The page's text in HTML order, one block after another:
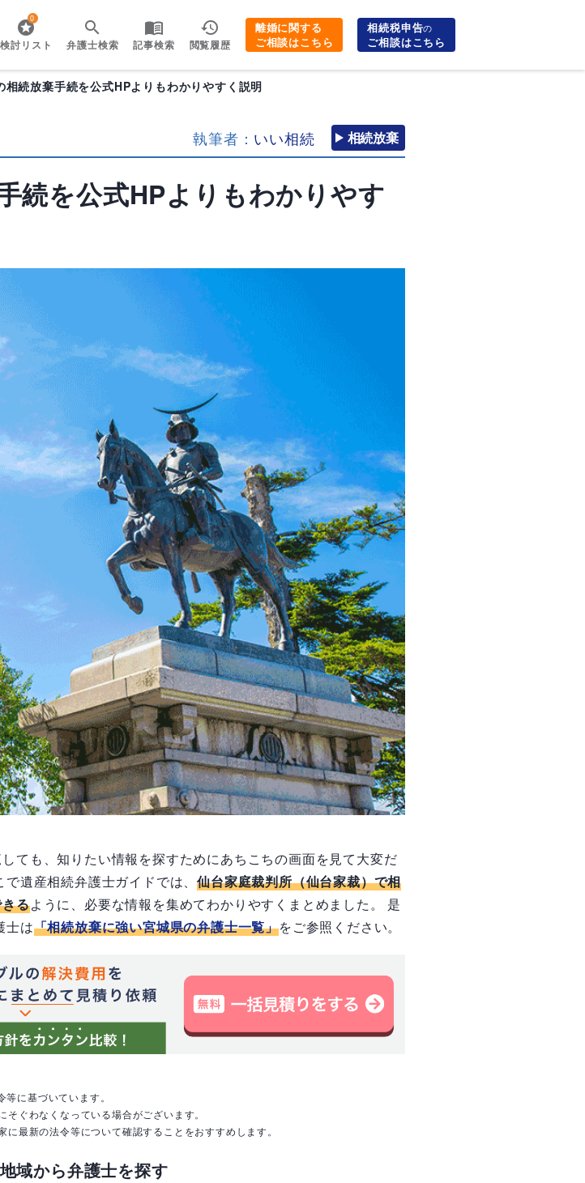
0
検討リスト 弁護士検索 記事検索 閲覧履歴
離婚に関する
ご相談はこちら
相続税申告の
ご相談はこちら
相続放棄手続を公式HPよりもわかりやすく説明
執筆者： いい相続 相続放棄
続を公式HPよりもわかりやす
ても、知りたい情報を探すためにあちこちの画面を見て大変だ
遺産相続弁護士ガイドでは、仙台家庭裁判所（仙台家裁）で相
るように、必要な情報を集めてわかりやすくまとめました。 是
士は「相続放棄に強い宮城県の弁護士一覧」をご参照ください。
に基づいています。
ぐわなくなっている場合がございます。
最新の法令等について確認することをおすすめします。
域から弁護士を探す